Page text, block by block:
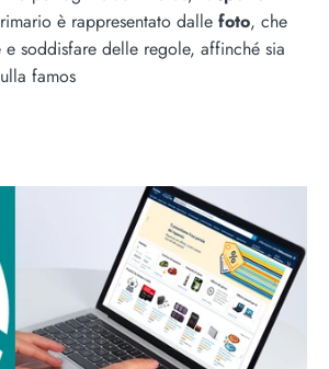
è rappresentato dalle foto, che
e soddisfare delle regole, affinché sia
famos